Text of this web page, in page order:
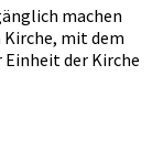
machen
mit dem
Einheit der Kirche